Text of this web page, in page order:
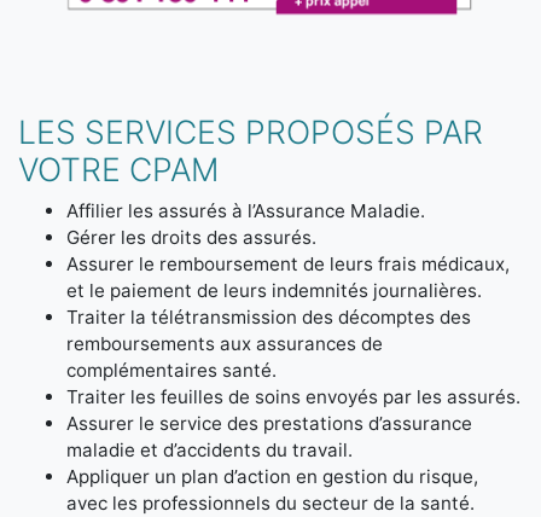
LES SERVICES PROPOSÉS PAR
VOTRE CPAM
Affilier les assurés à l’Assurance Maladie.
Gérer les droits des assurés.
Assurer le remboursement de leurs frais médicaux,
et le paiement de leurs indemnités journalières.
Traiter la télétransmission des décomptes des
remboursements aux assurances de
complémentaires santé.
Traiter les feuilles de soins envoyés par les assurés.
Assurer le service des prestations d’assurance
maladie et d’accidents du travail.
Appliquer un plan d’action en gestion du risque,
avec les professionnels du secteur de la santé.